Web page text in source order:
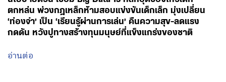
ตกหล่น พ่วงกฎเหล็กห้ามสอบแข่งขันเด็กเล็ก มุ่งเปลี่ยน
‘ท่องจำ’ เป็น ‘เรียนรู้ผ่านการเล่น’ คืนความสุข-ลดแรง
กดดัน หวังปูทางสร้างทุนมนุษย์ที่แข็งแกร่งของชาติ
อ่านต่อ